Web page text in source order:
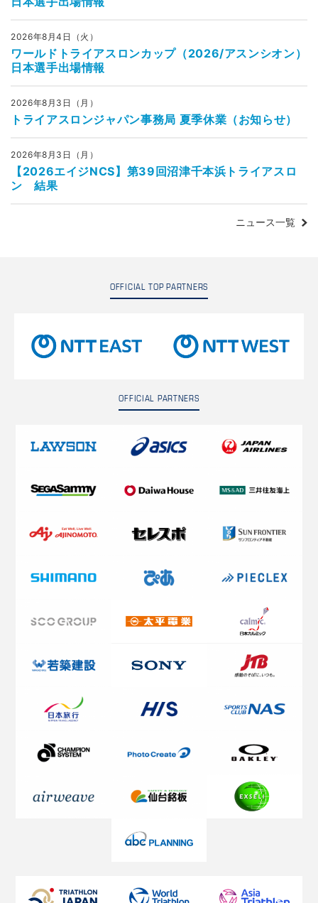
2026年8月4日（火）
ワールドトライアスロンカップ（2026/アスンシオン）
日本選手出場情報
2026年8月3日（月）
トライアスロンジャパン事務局 夏季休業（お知らせ）
2026年8月3日（月）
【2026エイジNCS】第39回沼津千本浜トライアスロ
ン 結果
ニュース一覧
OFFICIAL TOP PARTNERS
OFFICIAL PARTNERS